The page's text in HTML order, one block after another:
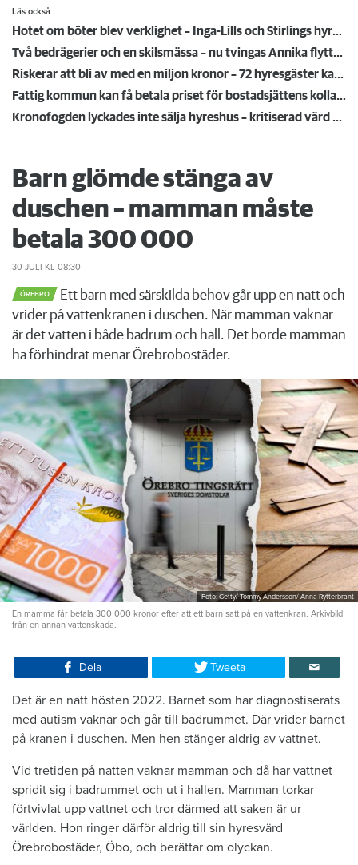
Läs också
Hotet om böter blev verklighet – Inga-Lills och Stirlings hyresvärdar får betala 75 000: ”Herregud så onödigt”
Två bedrägerier och en skilsmässa – nu tvingas Annika flytta runt i jakt på lägre hyra
Riskerar att bli av med en miljon kronor – 72 hyresgäster kan förlora sina depositioner efter konkurs
Fattig kommun kan få betala priset för bostadsjättens kollaps
Kronofogden lyckades inte sälja hyreshus – kritiserad värd får behålla dem tills vidare
Barn glömde stänga av
duschen – mamman måste
betala 300 000
30 JULI KL 08:30
ÖREBRO
Ett barn med särskilda behov går upp en natt och
vrider på vattenkranen i duschen. När mamman vaknar
är det vatten i både badrum och hall. Det borde mamman
ha förhindrat menar Örebrobostäder.
Foto: Getty/ Tommy Andersson/ Anna Rytterbrant
En mamma får betala 300 000 kronor efter att ett barn satt på en vattenkran. Arkivbild
från en annan vattenskada.
Dela Tweeta
Det är en natt hösten 2022. Barnet som har diagnostiserats
med autism vaknar och går till badrummet. Där vrider barnet
på kranen i duschen. Men hen stänger aldrig av vattnet.
Vid tretiden på natten vaknar mamman och då har vattnet
spridit sig i badrummet och ut i hallen. Mamman torkar
förtvivlat upp vattnet och tror därmed att saken är ur
världen. Hon ringer därför aldrig till sin hyresvärd
Örebrobostäder, Öbo, och berättar om olyckan.